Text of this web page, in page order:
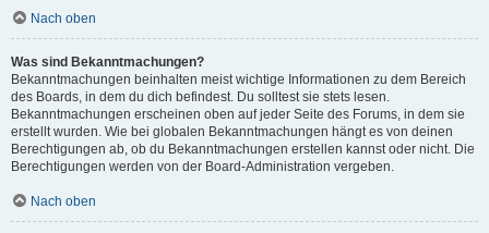
Nach oben
Was sind Bekanntmachungen?
Bekanntmachungen beinhalten meist wichtige Informationen zu dem Bereich
des Boards, in dem du dich befindest. Du solltest sie stets lesen.
Bekanntmachungen erscheinen oben auf jeder Seite des Forums, in dem sie
erstellt wurden. Wie bei globalen Bekanntmachungen hängt es von deinen
Berechtigungen ab, ob du Bekanntmachungen erstellen kannst oder nicht. Die
Berechtigungen werden von der Board-Administration vergeben.
Nach oben